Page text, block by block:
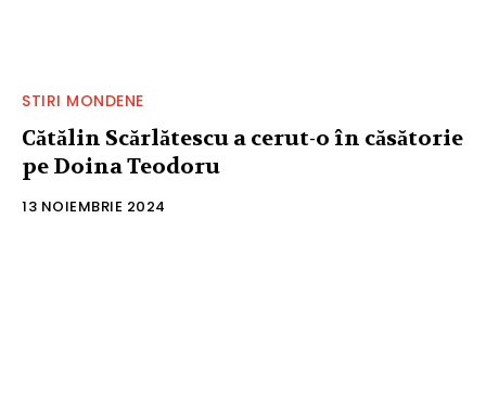
STIRI MONDENE
Cătălin Scărlătescu a cerut-o în căsătorie
pe Doina Teodoru
13 NOIEMBRIE 2024